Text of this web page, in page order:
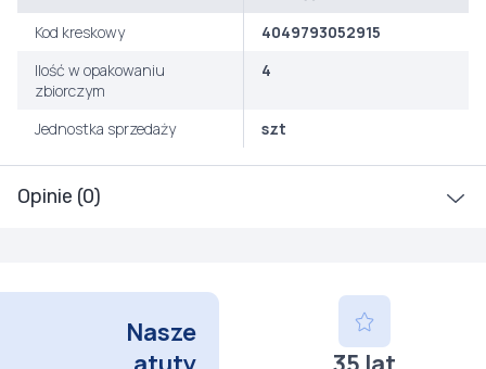
Opinie (0)
Kod kreskowy
4049793052915
Ilość w opakowaniu
zbiorczym
4
Jednostka sprzedaży szt
Nasze
atuty